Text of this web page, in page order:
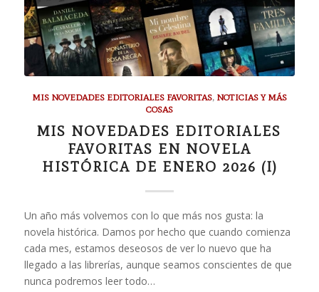
MIS NOVEDADES EDITORIALES FAVORITAS, NOTICIAS Y MÁS
COSAS
MIS NOVEDADES EDITORIALES
FAVORITAS EN NOVELA
HISTÓRICA DE ENERO 2026 (I)
Un año más volvemos con lo que más nos gusta: la
novela histórica. Damos por hecho que cuando comienza
cada mes, estamos deseosos de ver lo nuevo que ha
llegado a las librerías, aunque seamos conscientes de que
nunca podremos leer todo…